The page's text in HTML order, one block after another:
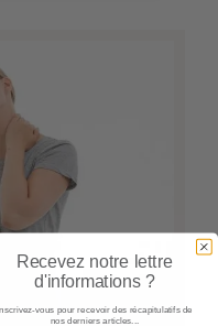
Recevez notre lettre
d'informations ?
Inscrivez-vous pour recevoir des récapitulatifs de
nos derniers articles...